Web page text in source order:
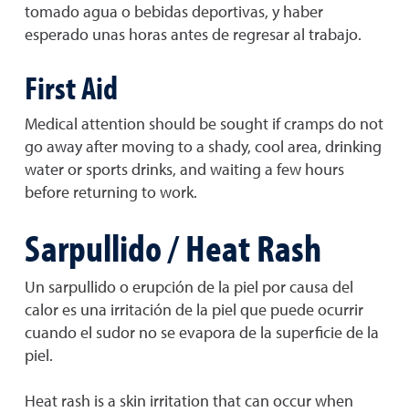
tomado agua o bebidas deportivas, y haber
esperado unas horas antes de regresar al trabajo.
First Aid
Medical attention should be sought if cramps do not
go away after moving to a shady, cool area, drinking
water or sports drinks, and waiting a few hours
before returning to work.
Sarpullido / Heat Rash
Un sarpullido o erupción de la piel por causa del
calor es una irritación de la piel que puede ocurrir
cuando el sudor no se evapora de la superficie de la
piel.
Heat rash is a skin irritation that can occur when